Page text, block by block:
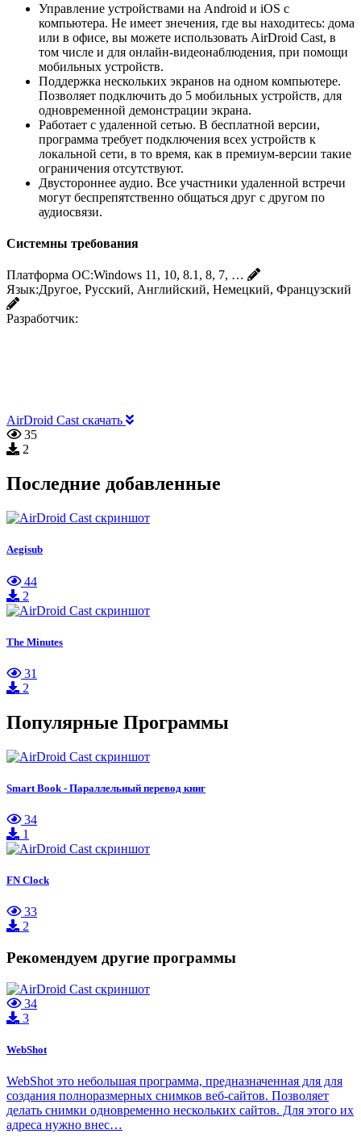
Управление устройствами на Android и iOS с
компьютера. Не имеет знечения, где вы находитесь: дома
или в офисе, вы можете использовать AirDroid Cast, в
том числе и для онлайн-видеонаблюдения, при помощи
мобильных устройств.
Поддержка нескольких экранов на одном компьютере.
Позволяет подключить до 5 мобильных устройств, для
одновременной демонстрации экрана.
Работает с удаленной сетью. В бесплатной версии,
программа требует подключения всех устройств к
локальной сети, в то время, как в премиум-версии такие
ограничения отсутствуют.
Двустороннее аудио. Все участники удаленной встречи
могут беспрепятственно общаться друг с другом по
аудиосвязи.
Системны требования
Платформа ОС:Windows 11, 10, 8.1, 8, 7, …
Язык:Другое, Русский, Английский, Немецкий, Французский
Разработчик:
AirDroid Cast скачать
35
2
Последние добавленные
Aegisub
44
2
The Minutes
31
2
Популярные Программы
Smart Book - Параллельный перевод книг
34
1
FN Clock
33
2
Рекомендуем другие программы
34
3
WebShot
WebShot это небольшая программа, предназначенная для для
создания полноразмерных снимков веб-сайтов. Позволяет
делать снимки одновременно нескольких сайтов. Для этого их
адреса нужно внес…